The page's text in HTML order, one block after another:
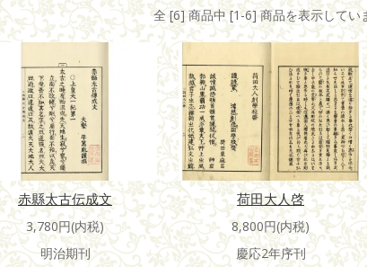
全 [6] 商品中 [1-6] 商品を表示してい
赤縣太古伝成文
3,780円(内税)
明治期刊
荷田大人啓
8,800円(内税)
慶応2年序刊